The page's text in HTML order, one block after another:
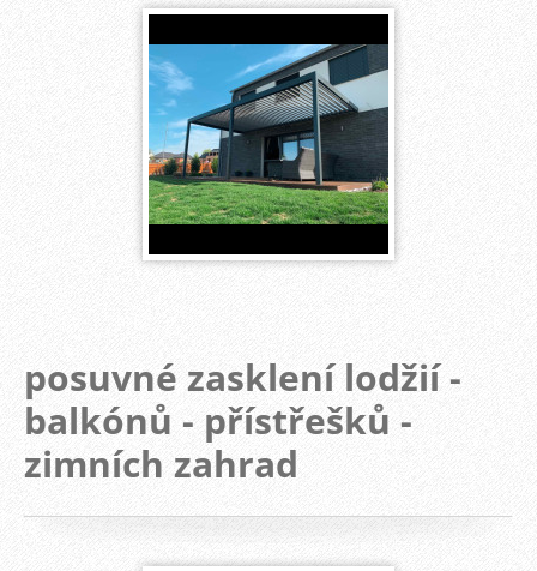
posuvné zasklení lodžií -
balkónů - přístřešků -
zimních zahrad